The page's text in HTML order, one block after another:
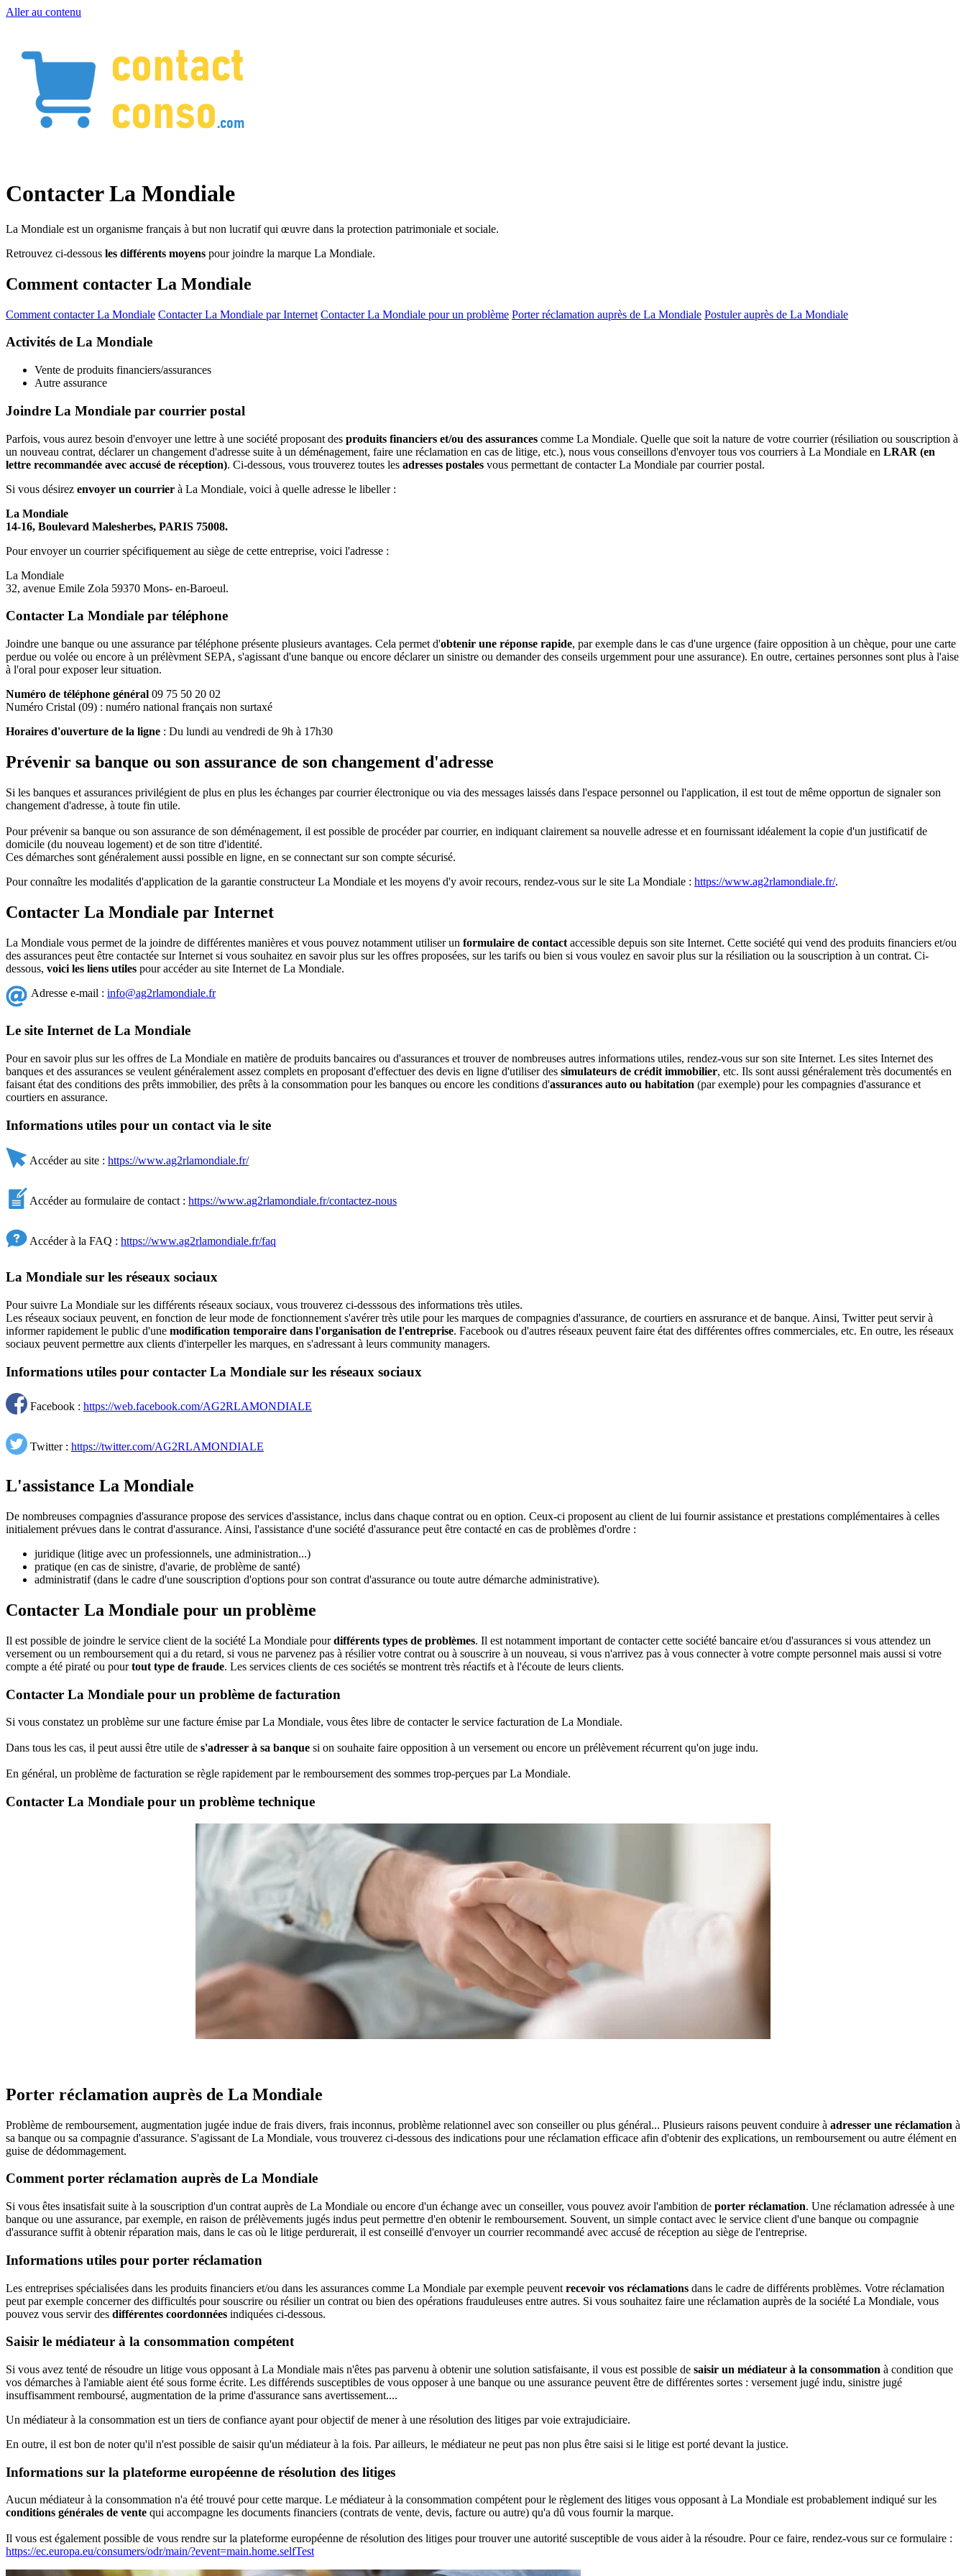
Aller au contenu
Contacter La Mondiale
La Mondiale est un organisme français à but non lucratif qui œuvre dans la protection patrimoniale et sociale.
Retrouvez ci-dessous les différents moyens pour joindre la marque La Mondiale.
Comment contacter La Mondiale
Comment contacter La Mondiale Contacter La Mondiale par Internet Contacter La Mondiale pour un problème Porter réclamation auprès de La Mondiale Postuler auprès de La Mondiale
Activités de La Mondiale
Vente de produits financiers/assurances
Autre assurance
Joindre La Mondiale par courrier postal
Parfois, vous aurez besoin d'envoyer une lettre à une société proposant des produits financiers et/ou des assurances comme La Mondiale. Quelle que soit la nature de votre courrier (résiliation ou souscription à
un nouveau contrat, déclarer un changement d'adresse suite à un déménagement, faire une réclamation en cas de litige, etc.), nous vous conseillons d'envoyer tous vos courriers à La Mondiale en LRAR (en
lettre recommandée avec accusé de réception). Ci-dessous, vous trouverez toutes les adresses postales vous permettant de contacter La Mondiale par courrier postal.
Si vous désirez envoyer un courrier à La Mondiale, voici à quelle adresse le libeller :
La Mondiale
14-16, Boulevard Malesherbes, PARIS 75008.
Pour envoyer un courrier spécifiquement au siège de cette entreprise, voici l'adresse :
La Mondiale
32, avenue Emile Zola 59370 Mons- en-Baroeul.
Contacter La Mondiale par téléphone
Joindre une banque ou une assurance par téléphone présente plusieurs avantages. Cela permet d'obtenir une réponse rapide, par exemple dans le cas d'une urgence (faire opposition à un chèque, pour une carte
perdue ou volée ou encore à un prélèvment SEPA, s'agissant d'une banque ou encore déclarer un sinistre ou demander des conseils urgemment pour une assurance). En outre, certaines personnes sont plus à l'aise
à l'oral pour exposer leur situation.
Numéro de téléphone général 09 75 50 20 02
Numéro Cristal (09) : numéro national français non surtaxé
Horaires d'ouverture de la ligne : Du lundi au vendredi de 9h à 17h30
Prévenir sa banque ou son assurance de son changement d'adresse
Si les banques et assurances privilégient de plus en plus les échanges par courrier électronique ou via des messages laissés dans l'espace personnel ou l'application, il est tout de même opportun de signaler son
changement d'adresse, à toute fin utile.
Pour prévenir sa banque ou son assurance de son déménagement, il est possible de procéder par courrier, en indiquant clairement sa nouvelle adresse et en fournissant idéalement la copie d'un justificatif de
domicile (du nouveau logement) et de son titre d'identité.
Ces démarches sont généralement aussi possible en ligne, en se connectant sur son compte sécurisé.
Pour connaître les modalités d'application de la garantie constructeur La Mondiale et les moyens d'y avoir recours, rendez-vous sur le site La Mondiale : https://www.ag2rlamondiale.fr/.
Contacter La Mondiale par Internet
La Mondiale vous permet de la joindre de différentes manières et vous pouvez notamment utiliser un formulaire de contact accessible depuis son site Internet. Cette société qui vend des produits financiers et/ou
des assurances peut être contactée sur Internet si vous souhaitez en savoir plus sur les offres proposées, sur les tarifs ou bien si vous voulez en savoir plus sur la résiliation ou la souscription à un contrat. Ci-
dessous, voici les liens utiles pour accéder au site Internet de La Mondiale.
Adresse e-mail : info@ag2rlamondiale.fr
Le site Internet de La Mondiale
Pour en savoir plus sur les offres de La Mondiale en matière de produits bancaires ou d'assurances et trouver de nombreuses autres informations utiles, rendez-vous sur son site Internet. Les sites Internet des
banques et des assurances se veulent généralement assez complets en proposant d'effectuer des devis en ligne d'utiliser des simulateurs de crédit immobilier, etc. Ils sont aussi généralement très documentés en
faisant état des conditions des prêts immobilier, des prêts à la consommation pour les banques ou encore les conditions d'assurances auto ou habitation (par exemple) pour les compagnies d'assurance et
courtiers en assurance.
Informations utiles pour un contact via le site
Accéder au site : https://www.ag2rlamondiale.fr/
Accéder au formulaire de contact : https://www.ag2rlamondiale.fr/contactez-nous
Accéder à la FAQ : https://www.ag2rlamondiale.fr/faq
La Mondiale sur les réseaux sociaux
Pour suivre La Mondiale sur les différents réseaux sociaux, vous trouverez ci-desssous des informations très utiles.
Les réseaux sociaux peuvent, en fonction de leur mode de fonctionnement s'avérer très utile pour les marques de compagnies d'assurance, de courtiers en assrurance et de banque. Ainsi, Twitter peut servir à
informer rapidement le public d'une modification temporaire dans l'organisation de l'entreprise. Facebook ou d'autres réseaux peuvent faire état des différentes offres commerciales, etc. En outre, les réseaux
sociaux peuvent permettre aux clients d'interpeller les marques, en s'adressant à leurs community managers.
Informations utiles pour contacter La Mondiale sur les réseaux sociaux
Facebook : https://web.facebook.com/AG2RLAMONDIALE
Twitter : https://twitter.com/AG2RLAMONDIALE
L'assistance La Mondiale
De nombreuses compagnies d'assurance propose des services d'assistance, inclus dans chaque contrat ou en option. Ceux-ci proposent au client de lui fournir assistance et prestations complémentaires à celles
initialement prévues dans le contrat d'assurance. Ainsi, l'assistance d'une société d'assurance peut être contacté en cas de problèmes d'ordre :
juridique (litige avec un professionnels, une administration...)
pratique (en cas de sinistre, d'avarie, de problème de santé)
administratif (dans le cadre d'une souscription d'options pour son contrat d'assurance ou toute autre démarche administrative).
Contacter La Mondiale pour un problème
Il est possible de joindre le service client de la société La Mondiale pourdifférents types de problèmes. Il est notamment important de contacter cette société bancaire et/ou d'assurances si vous attendez un
versement ou un remboursement qui a du retard, si vous ne parvenez pas à résilier votre contrat ou à souscrire à un nouveau, si vous n'arrivez pas à vous connecter à votre compte personnel mais aussi si votre
compte a été piraté ou pourtout type de fraude. Les services clients de ces sociétés se montrent très réactifs et à l'écoute de leurs clients.
Contacter La Mondiale pour un problème de facturation
Si vous constatez un problème sur une facture émise par La Mondiale, vous êtes libre de contacter le service facturation de La Mondiale.
Dans tous les cas, il peut aussi être utile de s'adresser à sa banque si on souhaite faire opposition à un versement ou encore un prélèvement récurrent qu'on juge indu.
En général, un problème de facturation se règle rapidement par le remboursement des sommes trop-perçues par La Mondiale.
Contacter La Mondiale pour un problème technique
Porter réclamation auprès de La Mondiale
Problème de remboursement, augmentation jugée indue de frais divers, frais inconnus, problème relationnel avec son conseiller ou plus général... Plusieurs raisons peuvent conduire à adresser une réclamation à
sa banque ou sa compagnie d'assurance. S'agissant de La Mondiale, vous trouverez ci-dessous des indications pour une réclamation efficace afin d'obtenir des explications, un remboursement ou autre élément en
guise de dédommagement.
Comment porter réclamation auprès de La Mondiale
Si vous êtes insatisfait suite à la souscription d'un contrat auprès de La Mondiale ou encore d'un échange avec un conseiller, vous pouvez avoir l'ambition de porter réclamation. Une réclamation adressée à une
banque ou une assurance, par exemple, en raison de prélèvements jugés indus peut permettre d'en obtenir le remboursement. Souvent, un simple contact avec le service client d'une banque ou compagnie
d'assurance suffit à obtenir réparation mais, dans le cas où le litige perdurerait, il est conseillé d'envoyer un courrier recommandé avec accusé de réception au siège de l'entreprise.
Informations utiles pour porter réclamation
Les entreprises spécialisées dans les produits financiers et/ou dans les assurances comme La Mondiale par exemple peuvent recevoir vos réclamations dans le cadre de différents problèmes. Votre réclamation
peut par exemple concerner des difficultés pour souscrire ou résilier un contrat ou bien des opérations frauduleuses entre autres. Si vous souhaitez faire une réclamation auprès de la société La Mondiale, vous
pouvez vous servir des différentes coordonnées indiquées ci-dessous.
Saisir le médiateur à la consommation compétent
Si vous avez tenté de résoudre un litige vous opposant à La Mondiale mais n'êtes pas parvenu à obtenir une solution satisfaisante, il vous est possible de saisir un médiateur à la consommation à condition que
vos démarches à l'amiable aient été sous forme écrite. Les différends susceptibles de vous opposer à une banque ou une assurance peuvent être de différentes sortes : versement jugé indu, sinistre jugé
insuffisamment remboursé, augmentation de la prime d'assurance sans avertissement....
Un médiateur à la consommation est un tiers de confiance ayant pour objectif de mener à une résolution des litiges par voie extrajudiciaire.
En outre, il est bon de noter qu'il n'est possible de saisir qu'un médiateur à la fois. Par ailleurs, le médiateur ne peut pas non plus être saisi si le litige est porté devant la justice.
Informations sur la plateforme européenne de résolution des litiges
Aucun médiateur à la consommation n'a été trouvé pour cette marque. Le médiateur à la consommation compétent pour le règlement des litiges vous opposant à La Mondiale est probablement indiqué sur les
conditions générales de vente qui accompagne les documents financiers (contrats de vente, devis, facture ou autre) qu'a dû vous fournir la marque.
Il vous est également possible de vous rendre sur la plateforme européenne de résolution des litiges pour trouver une autorité susceptible de vous aider à la résoudre. Pour ce faire, rendez-vous sur ce formulaire :
https://ec.europa.eu/consumers/odr/main/?event=main.home.selfTest